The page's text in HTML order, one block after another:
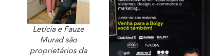
Letícia e Fauze
Murad são
proprietários da